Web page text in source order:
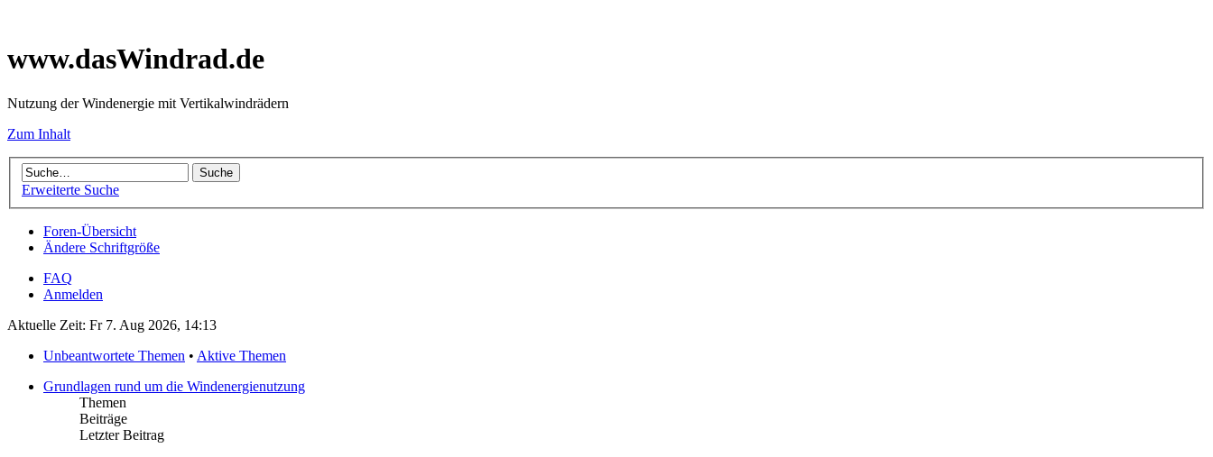
www.dasWindrad.de
Nutzung der Windenergie mit Vertikalwindrädern
Zum Inhalt
Erweiterte Suche
Foren-Übersicht
Ändere Schriftgröße
FAQ
Anmelden
Aktuelle Zeit: Fr 7. Aug 2026, 14:13
Unbeantwortete Themen • Aktive Themen
Grundlagen rund um die Windenergienutzung
Themen
Beiträge
Letzter Beitrag